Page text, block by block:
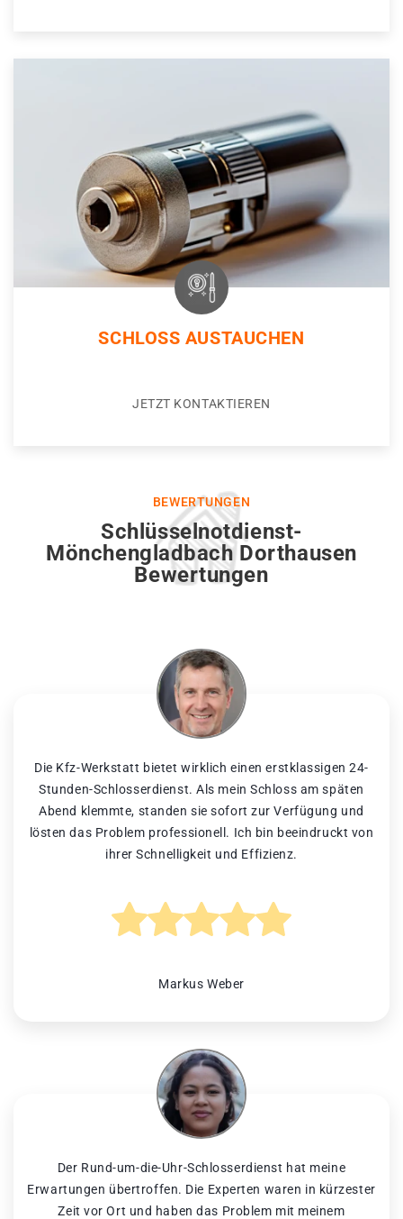
SCHLOSS AUSTAUCHEN
JETZT KONTAKTIEREN
BEWERTUNGEN
Schlüsselnotdienst-
Mönchengladbach Dorthausen
Bewertungen
Die Kfz-Werkstatt bietet wirklich einen erstklassigen 24-
Stunden-Schlosserdienst. Als mein Schloss am späten
Abend klemmte, standen sie sofort zur Verfügung und
lösten das Problem professionell. Ich bin beeindruckt von
ihrer Schnelligkeit und Effizienz.
Markus Weber
Der Rund-um-die-Uhr-Schlosserdienst hat meine
Erwartungen übertroffen. Die Experten waren in kürzester
Zeit vor Ort und haben das Problem mit meinem